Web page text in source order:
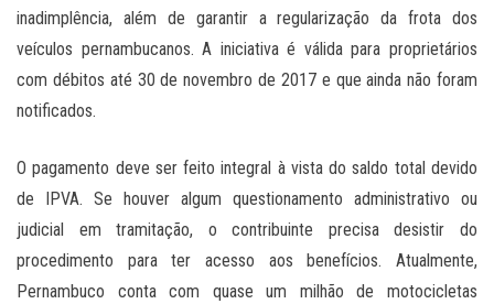
inadimplência, além de garantir a regularização da frota dos
veículos pernambucanos. A iniciativa é válida para proprietários
com débitos até 30 de novembro de 2017 e que ainda não foram
notificados.
O pagamento deve ser feito integral à vista do saldo total devido
de IPVA. Se houver algum questionamento administrativo ou
judicial em tramitação, o contribuinte precisa desistir do
procedimento para ter acesso aos benefícios. Atualmente,
Pernambuco conta com quase um milhão de motocicletas